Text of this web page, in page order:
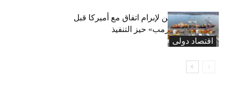
اقتصاد دولی
كندا تسابق الزمن لإبرام اتفاق مع أميركا قبل
دخول «رسوم ترمب» حيز التنفيذ